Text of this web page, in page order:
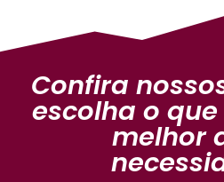
Confira
escolha o
melhor